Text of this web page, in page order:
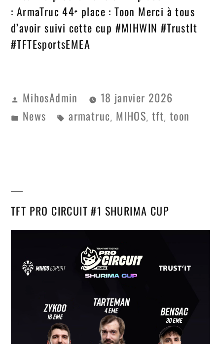
: ArmaTruc 44ᵉ place : Toon Merci à tous
d’avoir suivi cette cup #MIHWIN #TrustIt
#TFTEsportsEMEA
MihosAdmin
18 janvier 2026
News
armatruc, MIHOS,tft,toon
TFT PRO CIRCUIT #1 SHURIMA CUP